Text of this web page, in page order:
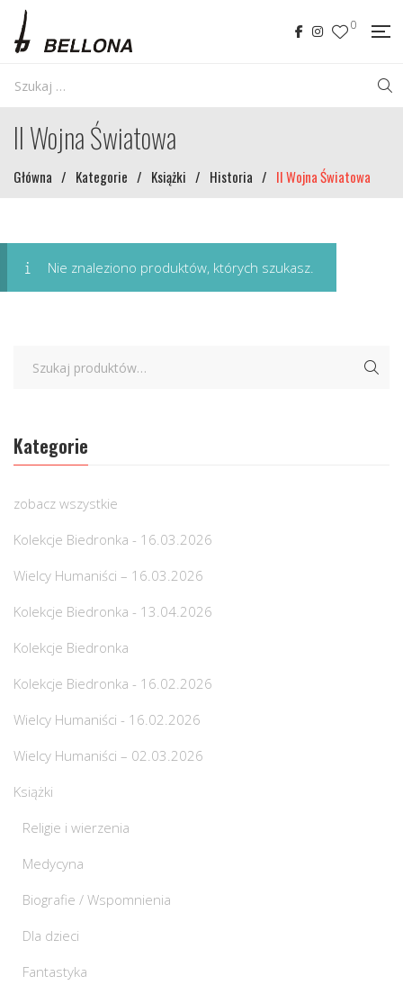
0
II Wojna Światowa
Główna / Kategorie / Książki / Historia / II Wojna Światowa
Nie znaleziono produktów, których szukasz.
Kategorie
zobacz wszystkie
Kolekcje Biedronka - 16.03.2026
Wielcy Humaniści – 16.03.2026
Kolekcje Biedronka - 13.04.2026
Kolekcje Biedronka
Kolekcje Biedronka - 16.02.2026
Wielcy Humaniści - 16.02.2026
Wielcy Humaniści – 02.03.2026
Książki
Religie i wierzenia
Medycyna
Biografie / Wspomnienia
Dla dzieci
Fantastyka